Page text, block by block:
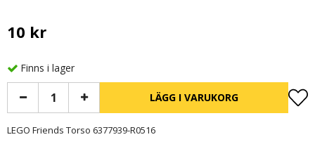
10 kr
Finns i lager
LÄGG I VARUKORG
LEGO Friends Torso 6377939-R0516